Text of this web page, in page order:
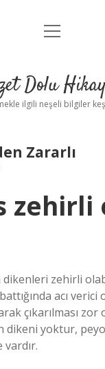
Anasayfa
Yasal Uyarı
menüyü
Dolu
ilgili neşeli bilgiler
Zararlı
zehirli
dikenleri zehirli
acı verici
çıkarılması
dikeni yoktur,